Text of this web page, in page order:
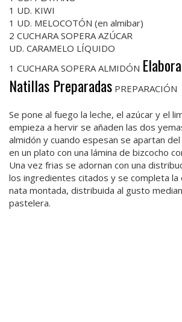
1 UD. KIWI
1 UD. MELOCOTÓN (en almibar)
2 CUCHARA SOPERA AZÚCAR
UD. CARAMELO LÍQUIDO
1 CUCHARA SOPERA ALMIDÓN
Natillas Preparadas PREPARACIÓN
Se pone al fuego la leche, el azúcar y el
empieza a hervir se añaden las dos
almidón y cuando espesan se apartan
en un plato con una lámina de bizcocho
Una vez frias se adornan con una
los ingredientes citados y se completa la
nata montada, distribuida al gusto
pastelera.